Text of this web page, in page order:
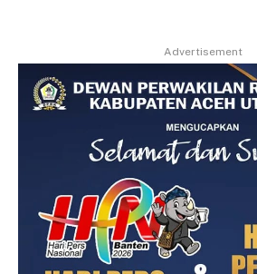
Advertisement